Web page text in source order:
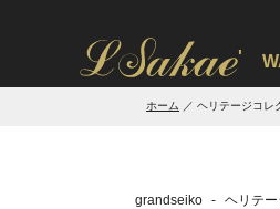
'
ホーム ヘリテージコレ
grandseiko ヘリテ